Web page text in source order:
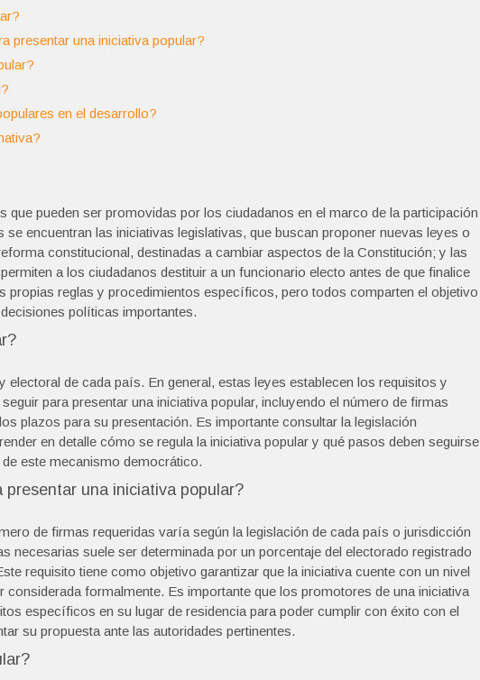
presentar una iniciativa popular?
en el desarrollo?
que pueden ser promovidas por los ciudadanos en el marco de la participación
encuentran las iniciativas legislativas, que buscan proponer nuevas leyes o
constitucional, destinadas a cambiar aspectos de la Constitución; y las
a los ciudadanos destituir a un funcionario electo antes de que finalice
propias reglas y procedimientos específicos, pero todos comparten el objetivo
políticas importantes.
electoral de cada país. En general, estas leyes establecen los requisitos y
para presentar una iniciativa popular, incluyendo el número de firmas
plazos para su presentación. Es importante consultar la legislación
en detalle cómo se regula la iniciativa popular y qué pasos deben seguirse
este mecanismo democrático.
una iniciativa popular?
de firmas requeridas varía según la legislación de cada país o jurisdicción
necesarias suele ser determinada por un porcentaje del electorado registrado
requisito tiene como objetivo garantizar que la iniciativa cuente con un nivel
considerada formalmente. Es importante que los promotores de una iniciativa
específicos en su lugar de residencia para poder cumplir con éxito con el
su propuesta ante las autoridades pertinentes.